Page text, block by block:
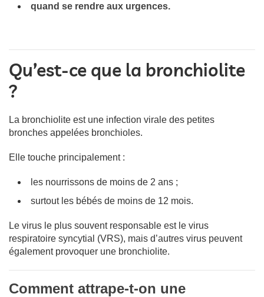
quand se rendre aux urgences.
Qu’est-ce que la bronchiolite
?
La bronchiolite est une infection virale des petites
bronches appelées bronchioles.
Elle touche principalement :
les nourrissons de moins de 2 ans ;
surtout les bébés de moins de 12 mois.
Le virus le plus souvent responsable est le virus
respiratoire syncytial (VRS), mais d’autres virus peuvent
également provoquer une bronchiolite.
Comment attrape-t-on une